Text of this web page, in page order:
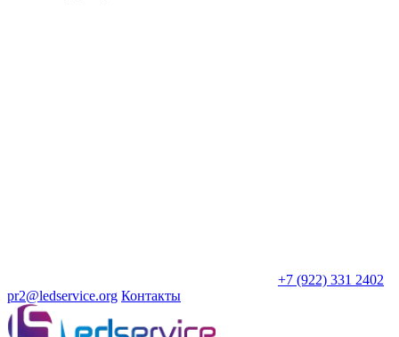
+7 (922) 331 2402
pr2@ledservice.org Контакты